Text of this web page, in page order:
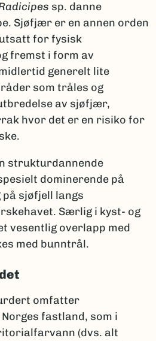
sp. danne
Sjøfjær er en annen orden
for fysisk
fremst i form av
generelt lite
som tråles og
av sjøfjær,
hvor det er en risiko for
strukturdannende
dominerende på
på sjøfjell langs
Særlig i kyst- og
vesentlig overlapp med
med bunntrål.
omfatter
fastland, som i
(dvs. alt